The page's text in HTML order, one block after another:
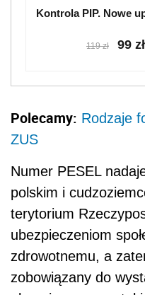
Kontrola PIP. Nowe
119 zł 99 zł
Polecamy: Rodzaje
ZUS
Numer PESEL
polskim i
terytorium
ubezpieczeniom
zdrowotnemu, a
zobowiązany do